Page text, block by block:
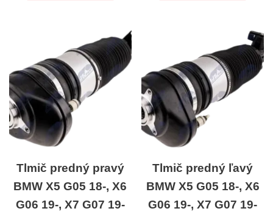
Tlmič predný pravý
BMW X5 G05 18-, X6
G06 19-, X7 G07 19-
Tlmič predný ľavý
BMW X5 G05 18-, X6
G06 19-, X7 G07 19-